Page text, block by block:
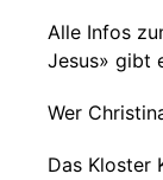
Alle Infos
Jesus» gibt
Wer
Das Kloster